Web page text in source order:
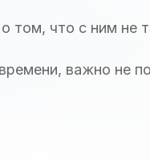
том, что с ним не
важно не